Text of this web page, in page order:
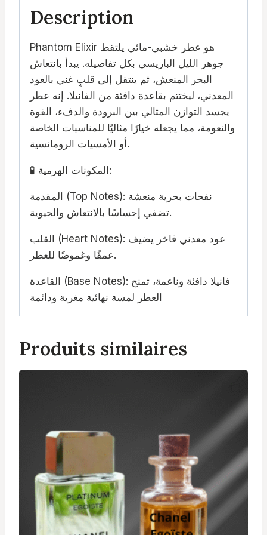
Description
Phantom Elixir هو عطر خشبي-مائي يلتقط
جوهر الليل الباريسي بكل تفاصيله. يبدأ بانتعاش
البحر المنعش، ثم ينتقل إلى قلبٍ غني بالعود
المعدني، ليختتم بقاعدة دافئة من الفانيلا. إنه عطر
يجسد التوازن المثالي بين البرودة والدفء، القوة
والنعومة، مما يجعله خيارًا مثاليًا للمناسبات الخاصة
أو الأمسيات الرومانسية.
🧪 المكونات الهرمية:
المقدمة (Top Notes): نفحات بحرية منعشة
تضفي إحساسًا بالانتعاش والحيوية.
القلب (Heart Notes): عود معدني فاخر يضيف
عمقًا وغموضًا للعطر.
القاعدة (Base Notes): فانيلا دافئة وناعمة، تمنح
العطر لمسة نهائية مغرية ودائمة
Produits similaires